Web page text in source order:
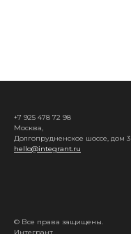
+7 925 478 72 98
Москва,
Долгопрудненское шоссе, дом 3
hello@integrant.ru
© Все права защищены.